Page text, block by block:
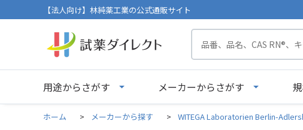
【法人向け】林純薬工業の公式通販サイト
用途からさがす メーカーからさがす
ホーム > メーカーから探す > WITEGA Laboratorien Berlin-